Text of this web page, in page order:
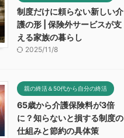
制度だけに頼らない新しい介
護の形 | 保険外サービスが支
える家族の暮らし
2025/11/8
親の終活＆50代から自分の終活
65歳から介護保険料が3倍
に？知らないと損する制度の
仕組みと節約の具体策